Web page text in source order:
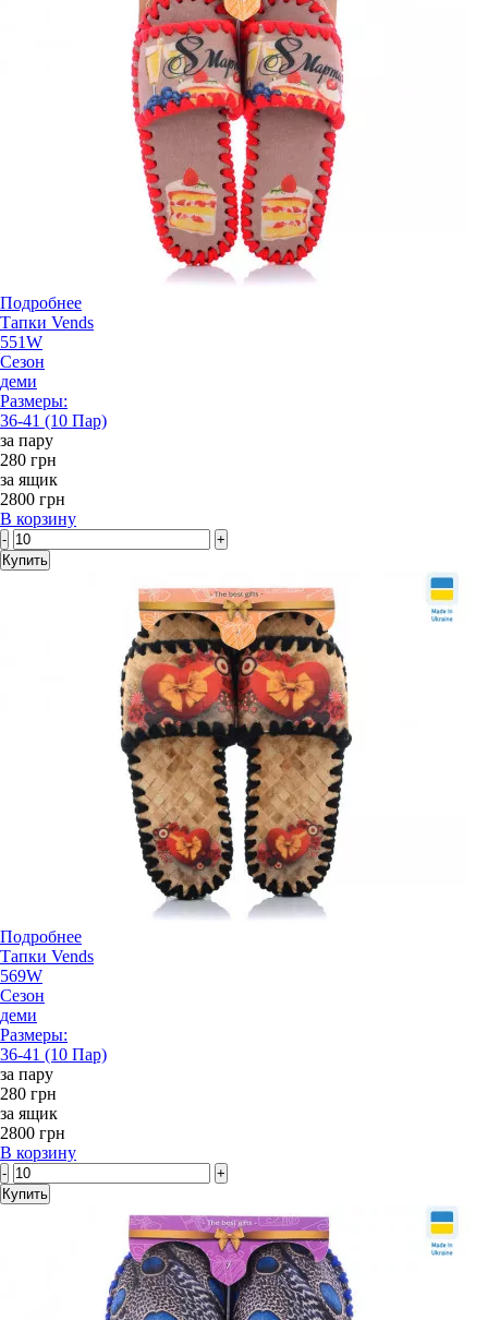
Подробнее
Тапки Vends
551W
Сезон
деми
Размеры:
36-41 (10 Пар)
за пару
280 грн
за ящик
2800 грн
В корзину
-
+
Купить
Подробнее
Тапки Vends
569W
Сезон
деми
Размеры:
36-41 (10 Пар)
за пару
280 грн
за ящик
2800 грн
В корзину
-
+
Купить